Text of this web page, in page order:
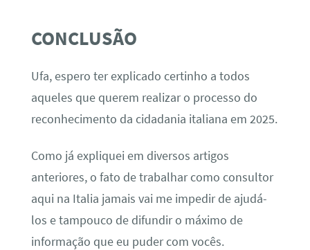
CONCLUSÃO
Ufa, espero ter explicado certinho a todos
aqueles que querem realizar o processo do
reconhecimento da cidadania italiana em 2025.
Como já expliquei em diversos artigos
anteriores, o fato de trabalhar como consultor
aqui na Italia jamais vai me impedir de ajudá-
los e tampouco de difundir o máximo de
informação que eu puder com vocês.